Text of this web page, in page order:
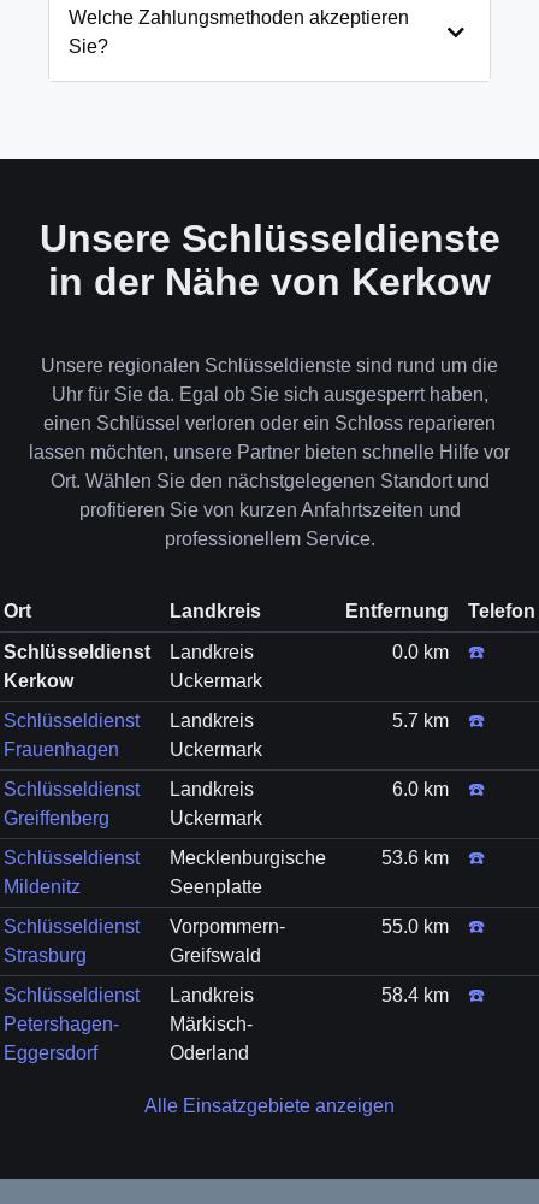
und öffnen Ihre Tür in 99% der Fälle
zerstörungsfrei. Nur in absoluten Ausnahmefällen,
Welche Zahlungsmethoden akzeptieren
Sie?
Unsere Schlüsseldienste
in der Nähe von Kerkow
Unsere regionalen Schlüsseldienste sind rund um die
Uhr für Sie da. Egal ob Sie sich ausgesperrt haben,
einen Schlüssel verloren oder ein Schloss reparieren
lassen möchten, unsere Partner bieten schnelle Hilfe vor
Ort. Wählen Sie den nächstgelegenen Standort und
profitieren Sie von kurzen Anfahrtszeiten und
professionellem Service.
Ort Landkreis Entfernung
Telefon
Schlüsseldienst
Kerkow
Landkreis
Uckermark
0.0 km ☎️
Schlüsseldienst
Frauenhagen
Landkreis
Uckermark
5.7 km ☎️
Schlüsseldienst
Greiffenberg
Landkreis
Uckermark
6.0 km ☎️
Schlüsseldienst
Mildenitz
Mecklenburgische
Seenplatte
53.6 km ☎️
Schlüsseldienst
Strasburg
Vorpommern-
Greifswald
55.0 km ☎️
Schlüsseldienst
Petershagen-
Eggersdorf
Landkreis
Märkisch-
Oderland
58.4 km ☎️
Alle Einsatzgebiete anzeigen